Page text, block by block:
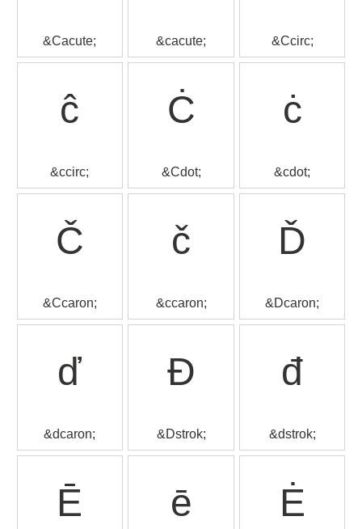
&Cacute; &cacute; &Ccirc;
ĉ
&ccirc;
Ċ
&Cdot;
ċ
&cdot;
Č
&Ccaron;
č
&ccaron;
Ď
&Dcaron;
ď
&dcaron;
Đ
&Dstrok;
đ
&dstrok;
Ē ē Ė